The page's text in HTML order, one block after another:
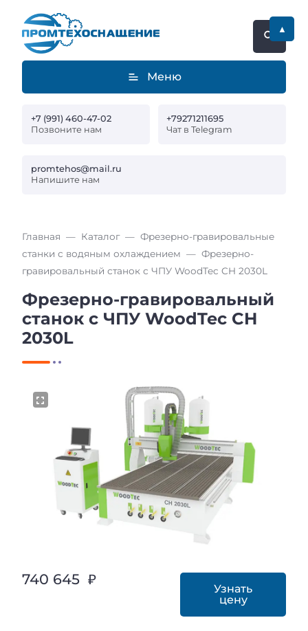
Меню
+7 (991) 460-47-02
Позвоните нам
+79271211695
Чат в Telegram
promtehos@mail.ru
Напишите нам
Главная Каталог
Фрезерно-гравировальные
станки с водяным охлаждением
Фрезерно-
гравировальный станок с ЧПУ WoodTec CH 2030L
Фрезерно-гравировальный
станок с ЧПУ WoodTec CH
2030L
740 645 ₽
Узнать
цену
▲